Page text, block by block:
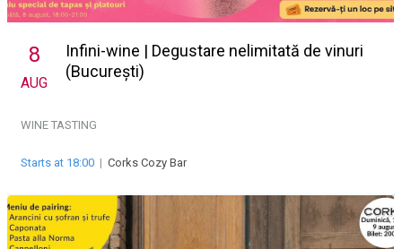
8
AUG
Infini-wine | Degustare nelimitată de vinuri
(București)
WINE TASTING
Starts at 18:00 | Corks Cozy Bar